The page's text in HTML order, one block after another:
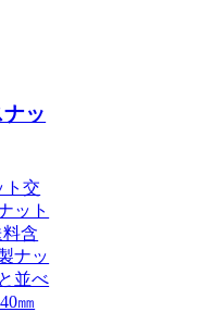
ッ
ト交
ット
含
ナッ
並べ
㎜